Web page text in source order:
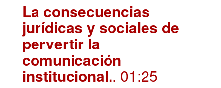
La consecuencias
jurídicas y sociales de
pervertir la
comunicación
institucional.. 01:25